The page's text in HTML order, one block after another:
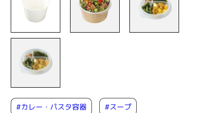
#カレー・パスタ容器 #スープ